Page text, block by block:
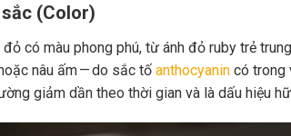
(Color)
đỏ có màu phong phú, từ ánh đỏ ruby trẻ
nâu ấm — do sắc tố anthocyanincó trong
giảm dần theo thời gian và là dấu hiệu